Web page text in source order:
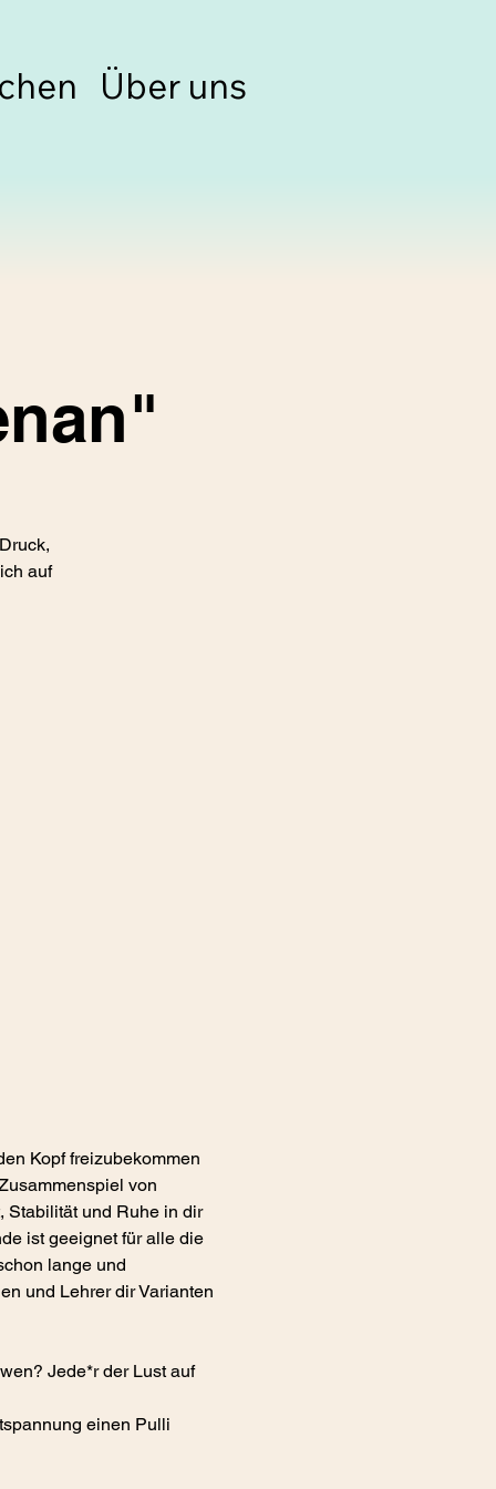
Über uns
auf
Kopf freizubekommen
von
Stabilität und Ruhe in dir
ist geeignet für alle die
lange und
und Lehrer dir Varianten
Jede*r der Lust auf
einen Pulli